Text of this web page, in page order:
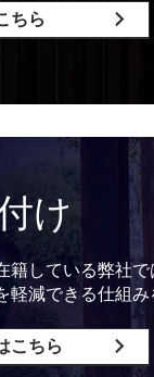
ちら
け
籍している弊社
軽減できる仕組み
こちら